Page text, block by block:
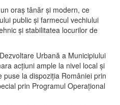
oraş tânăr şi modern, ce
public şi farmecul vechiului
şi stabilitatea locurilor de
Urbană a Municipiului
acţiuni ample la nivel local şi
la dispoziţia României prin
prin Programul Operațional